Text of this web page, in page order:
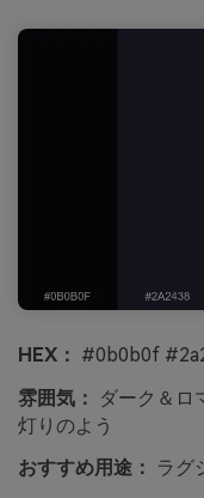
HEX： #0b0b0f
雰囲気：
ダーク＆ロ
灯りのよう
おすすめ用途：
ラグ